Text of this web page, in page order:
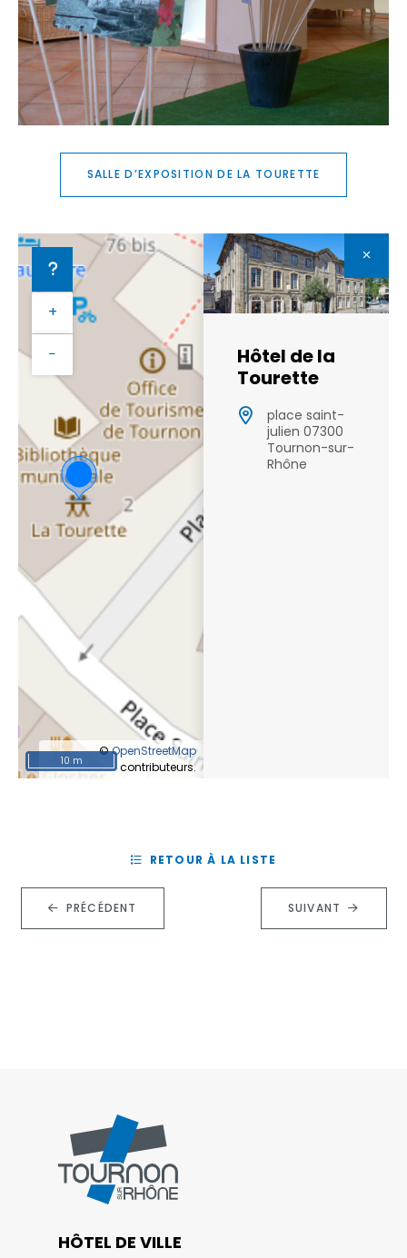
SALLE D’EXPOSITION DE LA TOURETTE
+
−
©OpenStreetMap
contributeurs.
10 m
Hôtel de la
Tourette
place saint-
julien 07300
Tournon-sur-
Rhône
PRÉCÉDENT
RETOUR À LA LISTE
SUIVANT
HÔTEL DE VILLE